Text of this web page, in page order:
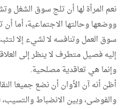
نعم المرأة لها أن تلج سوق الشغل
ووضعها وحالتها الاجتماعية، أما
سوق العمل وتنافسه لا لشيء إلا
إليه فصيل متطرف لا ينظر إلى
وإنما هي تعاقدية مصلحية.
أظن أنه آن الأوان أن نضع جميعا
والفوضى، وبين الانضباط